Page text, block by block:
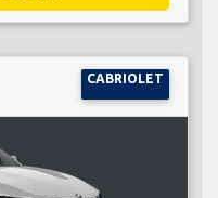
CABRIOLET